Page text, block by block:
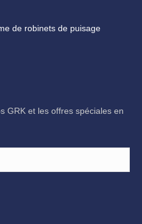
de robinets de puisage
GRK et les offres spéciales en